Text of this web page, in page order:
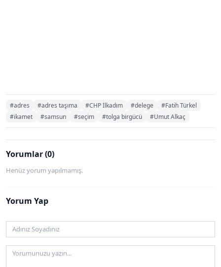
#adres #adres taşıma #CHP İlkadım #delege
#Fatih Türkel
#ikamet
#samsun #seçim #tolga birgücü #Umut Alkaç
Yorumlar (0)
Henüz yorum yapılmamış.
Yorum Yap